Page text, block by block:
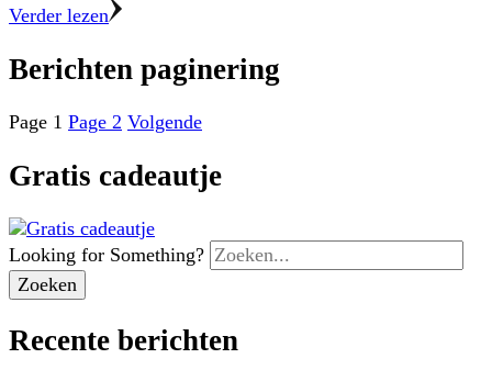
Verder lezen
Berichten paginering
Page 1 Page 2 Volgende
Gratis cadeautje
Looking for Something?
Recente berichten